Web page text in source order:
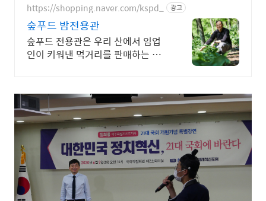
https://shopping.naver.com/kspd_ 광고
숲푸드 밤전용관
숲푸드 전용관은 우리 산에서 임업
인이 키워낸 먹거리를 판매하는 공